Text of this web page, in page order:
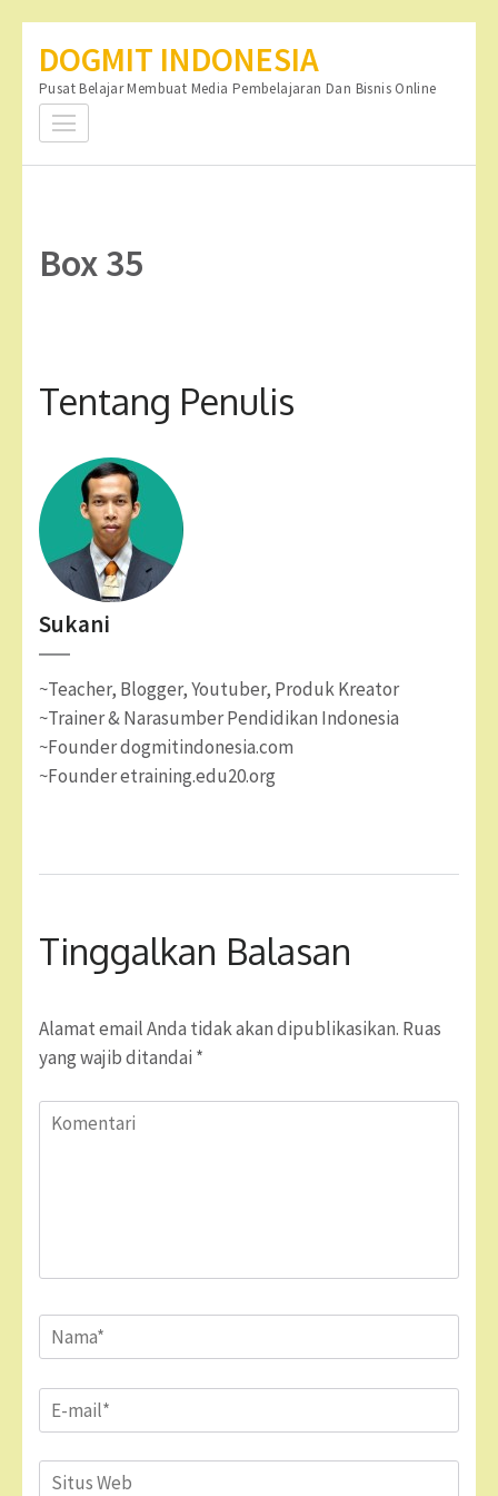
ke
konten
(Tekan
DOGMIT INDONESIA
Pusat Belajar Membuat Media Pembelajaran Dan Bisnis Online
Box 35
Tentang Penulis
Sukani
~Teacher, Blogger, Youtuber, Produk Kreator
~Trainer & Narasumber Pendidikan Indonesia
~Founder dogmitindonesia.com
~Founder etraining.edu20.org
Tinggalkan Balasan
Alamat email Anda tidak akan dipublikasikan. Ruas
yang wajib ditandai *
Komentari
Name*
Email*
Situs